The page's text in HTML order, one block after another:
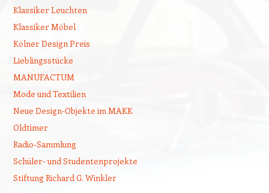
Klassiker Leuchten
Klassiker Möbel
Kölner Design Preis
Lieblingsstücke
MANUFACTUM
Mode und Textilien
Neue Design-Objekte im MAKK
Oldtimer
Radio-Sammlung
Schüler- und Studentenprojekte
Stiftung Richard G. Winkler